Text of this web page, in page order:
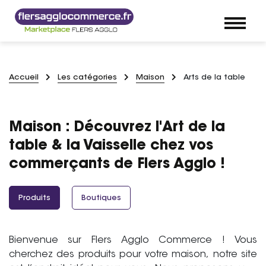
Accueil Les catégories Maison Arts de la table
Maison : Découvrez l'Art de la
table & la Vaisselle chez vos
commerçants de Flers Agglo !
Produits Boutiques
Bienvenue sur Flers Agglo Commerce ! Vous
cherchez des produits pour votre maison, notre site